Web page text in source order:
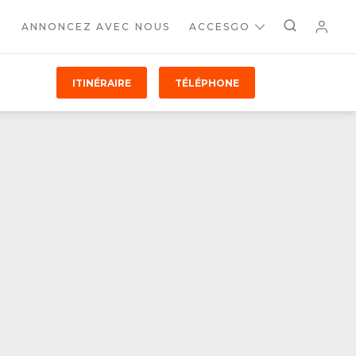
ANNONCEZ AVEC NOUS ACCESGO
ITINÉRAIRE TÉLÉPHONE